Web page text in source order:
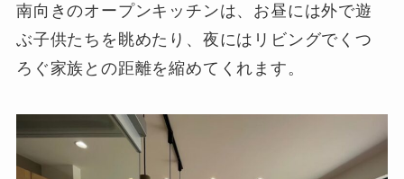
南向きのオープンキッチンは、お昼には外で遊
ぶ子供たちを眺めたり、夜にはリビングでくつ
ろぐ家族との距離を縮めてくれます。